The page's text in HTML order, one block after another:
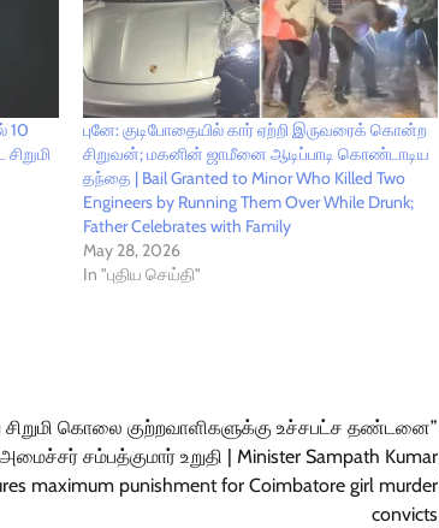
10
புனே: குடிபோதையில் கார் ஏற்றி இருவரைக் கொன்ற
சிறுவன்; மகனின் ஜாமீனை ஆடிப்பாடி கொண்டாடிய
தந்தை | Bail Granted to Minor Who Killed Two
Engineers by Running Them Over While Drunk;
Father Celebrates with Family
May 28, 2026
In "புதிய செய்தி"
கொலை குற்றவாளிகளுக்கு உச்சபட்ச தண்டனை”
சம்பத்குமார் உறுதி | Minister Sampath Kumar
maximum punishment for Coimbatore girl murder
convicts